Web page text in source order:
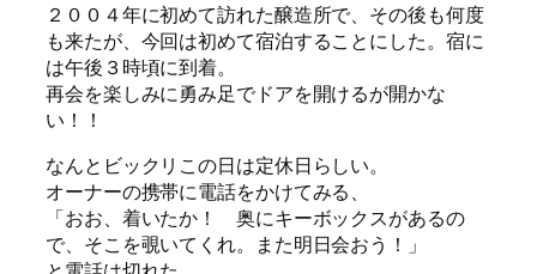
２００４年に初めて訪れた醸造所で、その後も何度
も来たが、今回は初めて宿泊することにした。宿に
は午後３時頃に到着。
再会を楽しみに勇み足でドアを開けるが開かな
い！！
なんとビックリこの日は定休日らしい。
オーナーの携帯に電話をかけてみる、
「おお、着いたか！ 奥にキーボックスがあるの
で、そこを覗いてくれ。また明日会おう！」